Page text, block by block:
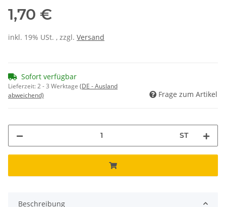
1,70 €
inkl. 19% USt. , zzgl. Versand
Sofort verfügbar
Lieferzeit:2 - 3 Werktage (DE - Ausland
abweichend)
Frage zum Artikel
ST
Beschreibung